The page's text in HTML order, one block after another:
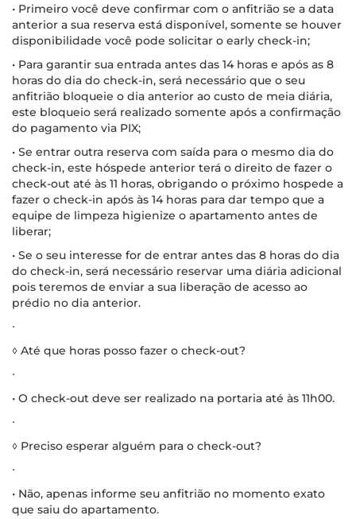
• Primeiro você deve confirmar com o anfitrião se a data
anterior a sua reserva está disponível, somente se houver
disponibilidade você pode solicitar o early check-in;
• Para garantir sua entrada antes das 14 horas e após as 8
horas do dia do check-in, será necessário que o seu
anfitrião bloqueie o dia anterior ao custo de meia diária,
este bloqueio será realizado somente após a confirmação
do pagamento via PIX;
• Se entrar outra reserva com saída para o mesmo dia do
check-in, este hóspede anterior terá o direito de fazer o
check-out até às 11 horas, obrigando o próximo hospede a
fazer o check-in após às 14 horas para dar tempo que a
equipe de limpeza higienize o apartamento antes de
liberar;
• Se o seu interesse for de entrar antes das 8 horas do dia
do check-in, será necessário reservar uma diária adicional
pois teremos de enviar a sua liberação de acesso ao
prédio no dia anterior.
∙
◊ Até que horas posso fazer o check-out?
∙
• O check-out deve ser realizado na portaria até às 11h00.
∙
◊ Preciso esperar alguém para o check-out?
∙
• Não, apenas informe seu anfitrião no momento exato
que saiu do apartamento.